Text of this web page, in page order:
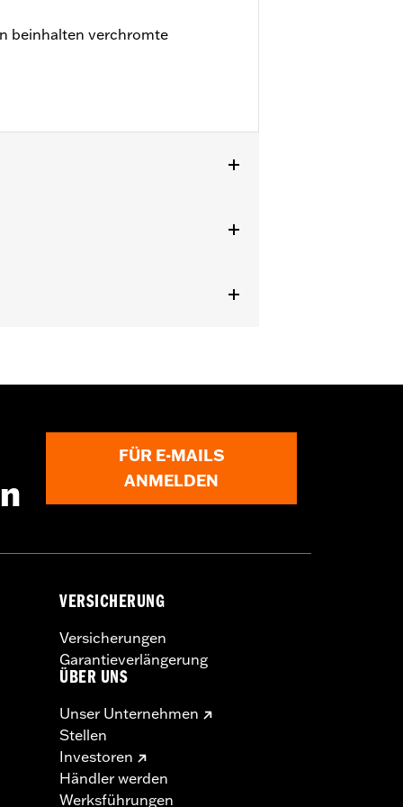
beinhalten verchromte
FÜR E-MAILS
ANMELDEN
VERSICHERUNG
Versicherungen
Garantieverlängerung
ÜBER UNS
Unser Unternehmen
Stellen
Investoren
Händler werden
Werksführungen